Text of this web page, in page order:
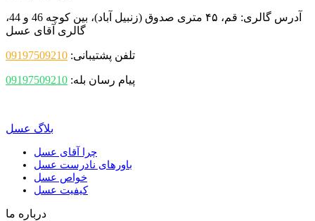
آدرس گالری:
قم، ۴۵ متری صدوق (زنبیل آباد)، بین کوچه 46 و 44،
گالری آقای عسل
تلفن پشتیبانی: 09197509210
پیام رسان بله: 09197509210
بلاگ عسل
چرا آقای عسل
باورهای نادرست عسل
خواص عسل
کیفیت عسل
درباره ما